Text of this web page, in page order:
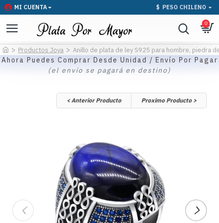
MI CUENTA $ PESO CHILENO
0
Productos Joya Anillo de plata de ley S925 para hombre, piedra
Ahora Puedes Comprar Desde Unidad / Envío Por Pagar
(el envío se pagará en destino)
< Anterior Producto Proximo Producto >